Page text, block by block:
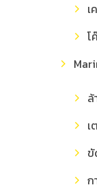
เ
โ
ล้
ขั
ก